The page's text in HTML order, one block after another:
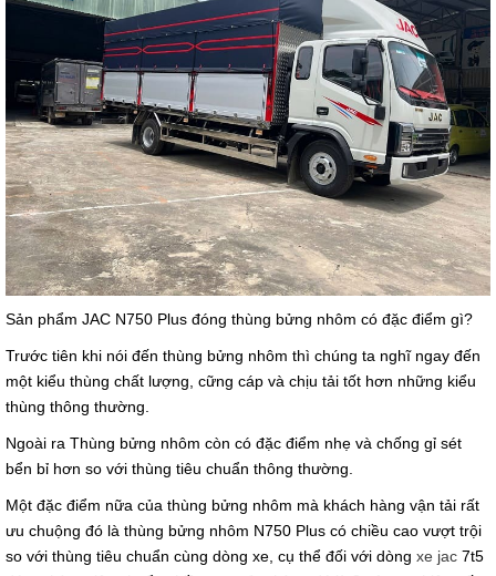
Sản phẩm JAC N750 Plus đóng thùng bửng nhôm có đặc điểm gì?
Trước tiên khi nói đến thùng bửng nhôm thì chúng ta nghĩ ngay đến
một kiểu thùng chất lượng, cững cáp và chịu tải tốt hơn những kiểu
thùng thông thường.
Ngoài ra Thùng bửng nhôm còn có đặc điểm nhẹ và chống gỉ sét
bển bỉ hơn so với thùng tiêu chuẩn thông thường.
Một đặc điểm nữa của thùng bửng nhôm mà khách hàng vận tải rất
ưu chuộng đó là thùng bửng nhôm N750 Plus có chiều cao vượt trội
so với thùng tiêu chuẩn cùng dòng xe, cụ thể đối với dòng xe jac 7t5